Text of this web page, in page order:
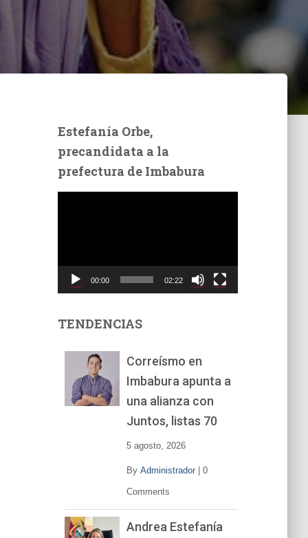
Estefanía Orbe,
precandidata a la
prefectura de Imbabura
t
00:00 02:22
TENDENCIAS
Correísmo en
Imbabura apunta a
una alianza con
Juntos, listas 70
5 agosto, 2026
By Administrador| 0
Comments
Andrea Estefanía